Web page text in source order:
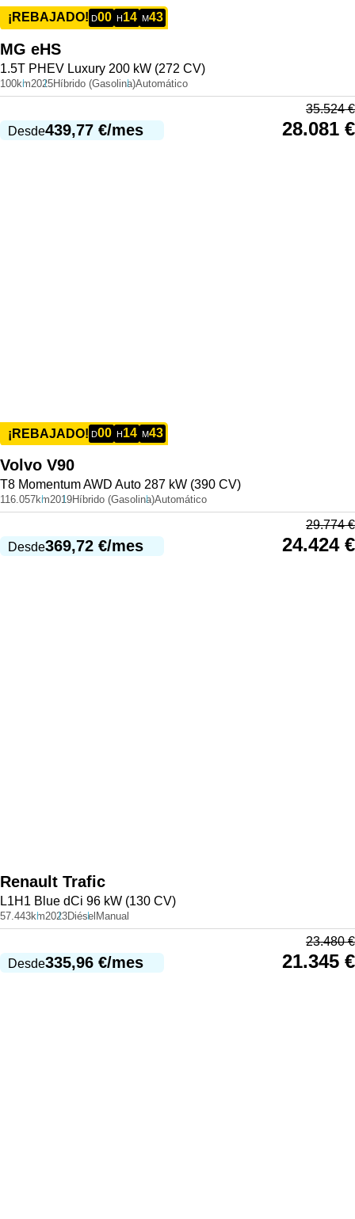
¡REBAJADO! D00 H14 M43
MG eHS
1.5T PHEV Luxury 200 kW (272 CV)
100km2025Híbrido (Gasolina)Automático
Desde439,77 €/mes
35.524€
28.081 €
¡REBAJADO! D00 H 14 M43
Volvo V90
T8 Momentum AWD Auto 287 kW (390 CV)
116.057km2019Híbrido (Gasolina)Automático
Desde369,72 €/mes
29.774€
24.424 €
Renault Trafic
L1H1 Blue dCi 96 kW (130 CV)
57.443km2023Diésel Manual
Desde335,96 €/mes
23.480€
21.345 €